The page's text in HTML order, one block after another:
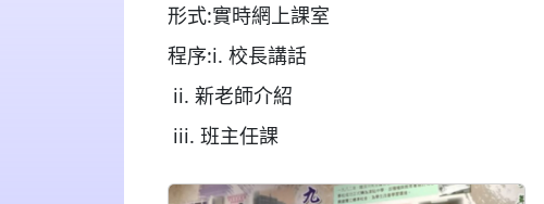
形式:實時網上課室
程序:i. 校長講話
ii. 新老師介紹
iii. 班主任課